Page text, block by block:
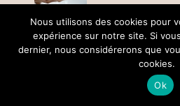
Visitez le site du Mamcs
Nous utilisons des cookies pour
expérience sur notre site. Si
dernier, nous considérerons que
cookies.
Ok